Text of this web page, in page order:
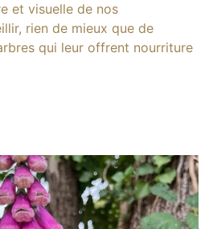
et visuelle de nos
rien de mieux que de
qui leur offrent nourriture